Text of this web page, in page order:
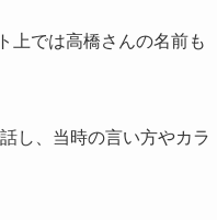
上では高橋さんの名前も
し、当時の言い方やカラ